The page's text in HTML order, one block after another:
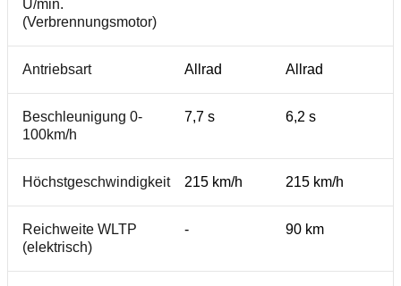
U/min.
(Verbrennungsmotor)
Antriebsart Allrad Allrad
Beschleunigung 0-
100km/h
7,7 s 6,2 s
Höchstgeschwindigkeit 215 km/h 215 km/h
Reichweite WLTP
(elektrisch)
- 90 km